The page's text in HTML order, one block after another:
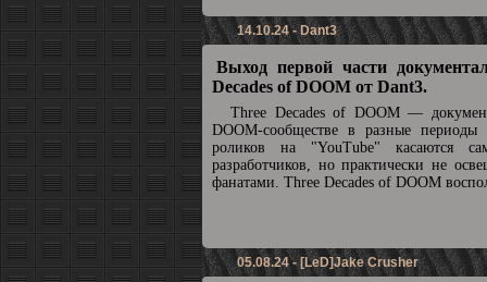
14.10.24 - Dant3
Выход первой части
Decades of DOOM от Dant3.
Three Decades of DOOM —
DOOM-сообществе в разные периоды
роликов на "YouTube" касаются
разработчиков, но практически не
фанатами. Three Decades of DOOM
05.08.24 - [LeD]Jake Crusher